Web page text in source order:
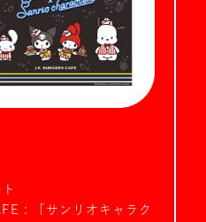
: 「サンリオキャラク